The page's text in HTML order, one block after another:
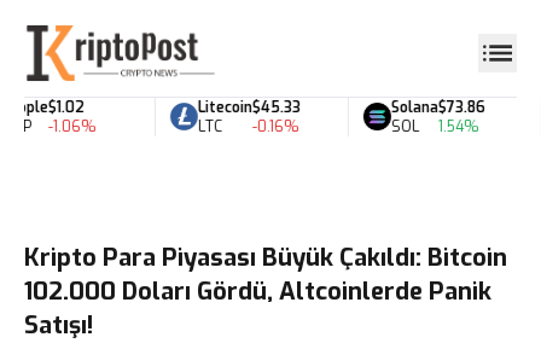
$1.02
-1.06%
Litecoin
LTC
$45.33
-0.16%
Solana
SOL
$73.86
1.54%
Kripto Para Piyasası Büyük Çakıldı: Bitcoin
102.000 Doları Gördü, Altcoinlerde Panik
Satışı!